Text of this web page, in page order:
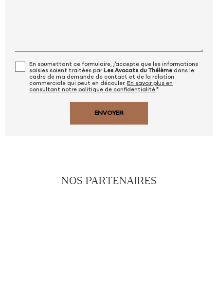
En soumettant ce formulaire, j'accepte que les informations
saisies soient traitées par Les Avocats du Thélème dans le
cadre de ma demande de contact et de la relation
commerciale qui peut en découler. En savoir plus en
consultant notre politique de confidentialité.*
NOS PARTENAIRES